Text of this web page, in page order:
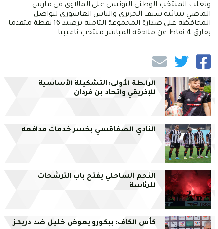
وتغلب المنتخب الوطني التونسي على المالاوي في مارس
الماضي بثنائية سيف الجزيري والياس العاشوري ليواصل
المحافظة على صدارة المجموعة الثامنة برصيد 16 نقطة متقدما
بفارق 4 نقاط عن ملاحقه المباشر منتخب ناميبيا.
الرابطة الأولى: التشكيلة الأساسية
للإفريقي واتحاد بن قردان
النادي الصفاقسي يخسر خدمات مدافعه
النجم الساحلي يفتح باب الترشحات
للرئاسة
كأس الكاف: بيكورو يعوض خليل ضد دريمز